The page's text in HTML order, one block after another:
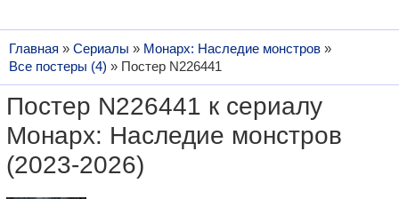
Главная » Сериалы » Монарх: Наследие монстров »
Все постеры (4) » Постер N226441
Постер N226441 к сериалу
Монарх: Наследие монстров
(2023-2026)